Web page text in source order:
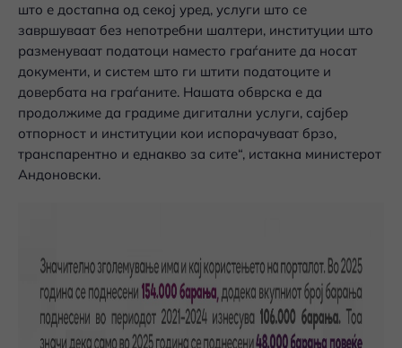
што е достапна од секој уред, услуги што се
завршуваат без непотребни шалтери, институции што
разменуваат податоци наместо граѓаните да носат
документи, и систем што ги штити податоците и
довербата на граѓаните. Нашата обврска е да
продолжиме да градиме дигитални услуги, сајбер
отпорност и институции кои испорачуваат брзо,
транспарентно и еднакво за сите“, истакна министерот
Андоновски.